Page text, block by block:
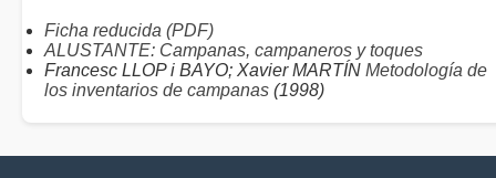
Ficha reducida (PDF)
ALUSTANTE: Campanas, campaneros y toques
Francesc LLOP i BAYO; Xavier MARTÍN Metodología de
los inventarios de campanas (1998)